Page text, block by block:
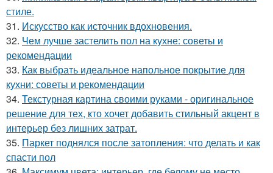
стиле.
31. Искусство как источник вдохновения.
32. Чем лучше застелить пол на кухне: советы и
рекомендации
33. Как выбрать идеальное напольное покрытие для
кухни: советы и рекомендации
34. Текстурная картина своими руками - оригинальное
решение для тех, кто хочет добавить стильный акцент в
интерьер без лишних затрат.
35. Паркет поднялся после затопления: что делать и как
спасти пол